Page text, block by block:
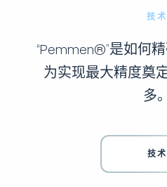
技术
“Pemmen®”是如何
为实现最大精度奠
多。
技术